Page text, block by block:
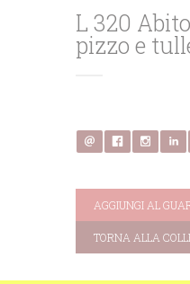
L 320
pizzo e
AGGIUNGI AL
TORNA ALLA